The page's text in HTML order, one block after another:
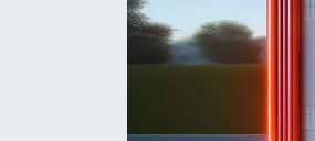
Ekonomi